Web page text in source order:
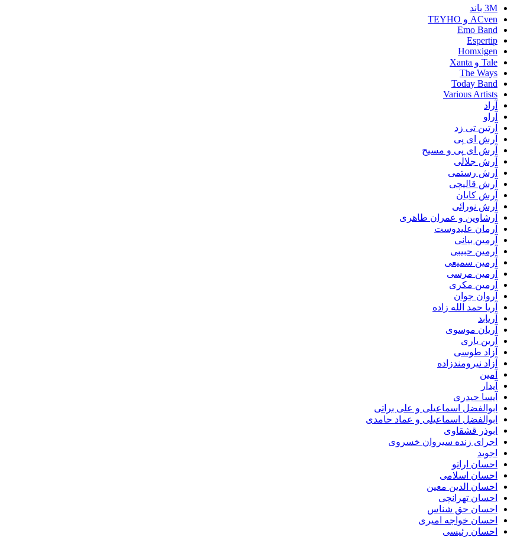
3M باند
ACven و TEYHO
Emo Band
Espertip
Homxigen
Tale و Xanta
The Ways
Today Band
Various Artists
آراد
آراو
آرتین تی زد
آرش ای پی
آرش ای پی و مسیح
آرش جلالی
آرش رستمی
آرش قالیچی
آرش کایان
آرش نورائی
آرشاوین و عمران طاهری
آرمان علیدوست
آرمین بیانی
آرمین حبیبی
آرمین سمیعی
آرمین مرسی
آرمین مکری
آروان جوان
آریا حمد الله زاده
آریابد
آریان موسوی
آرین یاری
آزاد طوسی
آزاد نیرومندزاده
آمین
آیدار
آیسا حیدری
ابوالفضل اسماعیلی و علی براتی
ابوالفضل اسماعیلی و عماد حامدی
ابوذر قشقاوی
اجرای زنده سیروان خسروی
اجوید
احسان اراتو
احسان اسلامی
احسان الدین معین
احسان تهرانچی
احسان حق شناس
احسان خواجه امیری
احسان رئیسی